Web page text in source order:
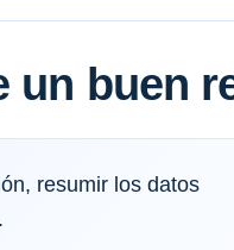
un buen
resumir los datos